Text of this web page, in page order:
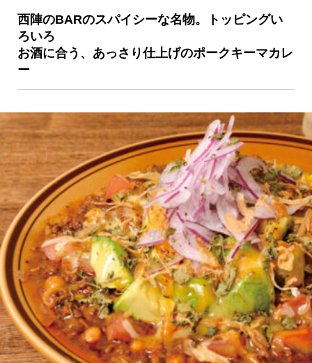
カレーが好き
今月の京みやげ
京都の書店
CULTURE
すべて
関西で開催。
西陣のBARのスパイシーな名物。トッピングい
ろいろ
お酒に合う、あっさり仕上げのポークキーマカレ
ー